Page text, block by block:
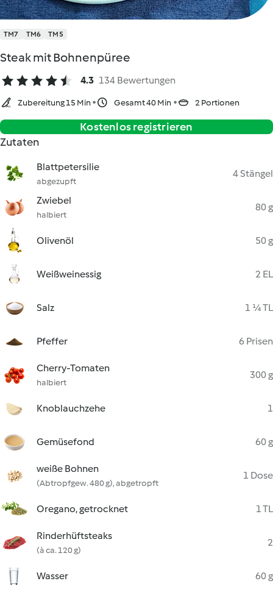
TM7 TM6 TM5
Steak mit Bohnenpüree
4.3 134 Bewertungen
Zubereitung 15 Min Gesamt 40 Min 2 Portionen
Kostenlos registrieren
Zutaten
Blattpetersilie
abgezupft
4 Stängel
Zwiebel
halbiert
80 g
Olivenöl 50 g
Weißweinessig 2 EL
Salz 1 ¼ TL
Pfeffer 6 Prisen
Cherry-Tomaten
halbiert
300 g
Knoblauchzehe 1
Gemüsefond 60 g
weiße Bohnen
(Abtropfgew. 480 g), abgetropft
1 Dose
Oregano, getrocknet 1 TL
Rinderhüftsteaks
(à ca. 120 g)
2
Wasser 60 g